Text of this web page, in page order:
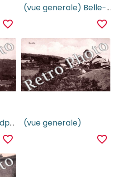
favorite_border
(vue generale) Belle-vue
favorite_border
(vue generale) feldpostkarte
favorite_border
(vue generale)
favorite_border